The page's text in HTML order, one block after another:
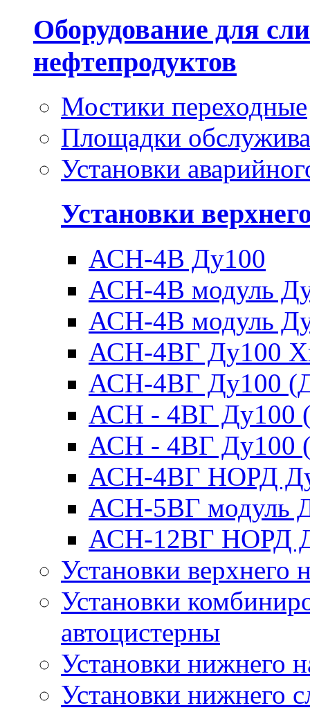
Оборудование для
нефтепродуктов
Мостики переходные
Площадки
Установки
Установки
АСН-4В Ду100
АСН-4В модуль
АСН-4В модуль
АСН-4ВГ Ду100
АСН-4ВГ Ду100
АСН - 4ВГ Ду100
АСН - 4ВГ Ду100
АСН-4ВГ НОРД
АСН-5ВГ модуль
АСН-12ВГ НОРД
Установки верхнего
Установки
автоцистерны
Установки нижнего
Установки нижнего